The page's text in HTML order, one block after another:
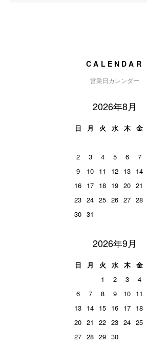
CALENDAR
営業日カレンダー
2026年8月
日 月 火 水 木 金
2
3 4 5 6 7
9
10 11 12 13 14
16 17 18 19 20 21
23 24 25 26 27 28
30 31
2026年9月
日 月 火 水 木 金
1
2 3 4
6
7 8 9 10 11
13 14 15 16 17 18
20 21 22 23 24 25
27 28 29 30